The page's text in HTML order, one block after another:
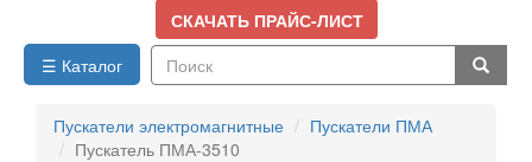
СКАЧАТЬ ПРАЙС-ЛИСТ
☰ Каталог
Пускатели электромагнитные
Пускатели ПМА
Пускатель ПМА-3510